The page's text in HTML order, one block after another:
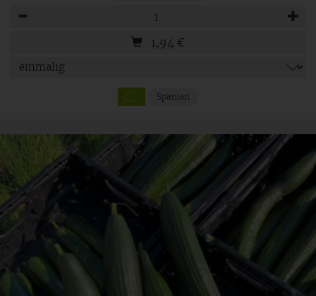
1,94 €
Spanien